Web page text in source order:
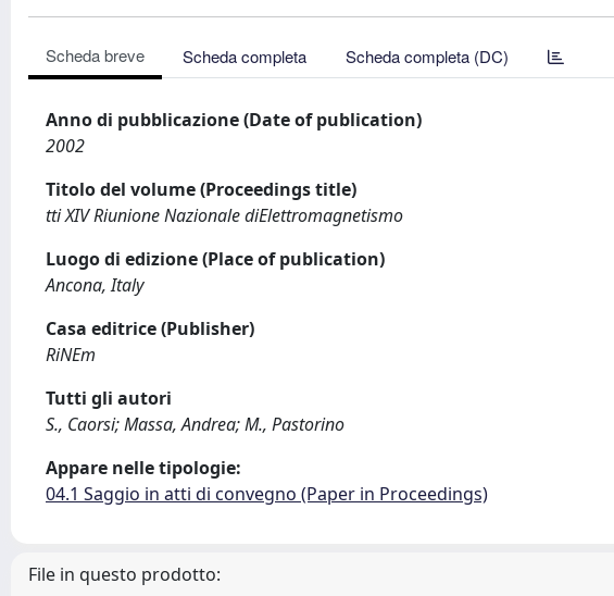
Scheda breve Scheda completa Scheda completa (DC)
Anno di pubblicazione (Date of publication)
2002
Titolo del volume (Proceedings title)
tti XIV Riunione Nazionale diElettromagnetismo
Luogo di edizione (Place of publication)
Ancona, Italy
Casa editrice (Publisher)
RiNEm
Tutti gli autori
S., Caorsi; Massa, Andrea; M., Pastorino
Appare nelle tipologie:
04.1 Saggio in atti di convegno (Paper in Proceedings)
File in questo prodotto: